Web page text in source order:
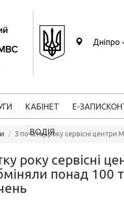
Дніпро
КАБІНЕТ
ВОДІЯ
Е-ЗАПИС
З початку року сервісні
року сервісні
понад 100